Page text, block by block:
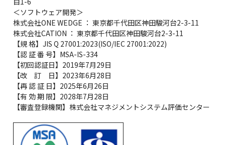
＜ソフトウェア開発＞
株式会社ONE WEDGE ： 東京都千代田区神田駿河台2-3-11
株式会社CATION ： 東京都千代田区神田駿河台2-3-11
【規 格】JIS Q 27001:2023(ISO/IEC 27001:2022)
【認 証 番 号】MSA-IS-334
【初回認証日】2019年7月29日
【改 訂 日】2023年6月28日
【再 認 証 日】2025年6月26日
【有 効 期 限】2028年7月28日
【審査登録機関】株式会社マネジメントシステム評価センター